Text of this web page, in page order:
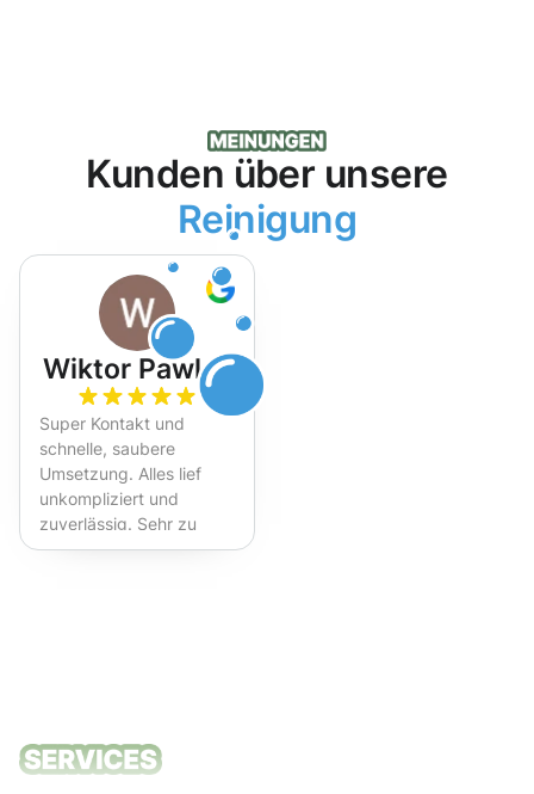
Kunden über unsere
Reinigung
Wiktor Pawlak
Super Kontakt und
schnelle, saubere
Umsetzung. Alles lief
unkompliziert und
zuverlässig. Sehr zu
empfehlen!